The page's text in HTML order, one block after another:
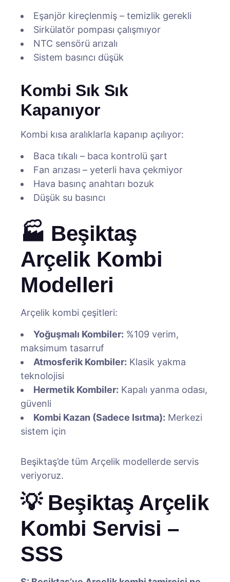
Eşanjör kireçlenmiş – temizlik gerekli
Sirkülatör pompası çalışmıyor
NTC sensörü arızalı
Sistem basıncı düşük
Kombi Sık Sık
Kapanıyor
Kombi kısa aralıklarla kapanıp açılıyor:
Baca tıkalı – baca kontrolü şart
Fan arızası – yeterli hava çekmiyor
Hava basınç anahtarı bozuk
Düşük su basıncı
🏭 Beşiktaş
Arçelik Kombi
Modelleri
Arçelik kombi çeşitleri:
Yoğuşmalı Kombiler: %109 verim,
maksimum tasarruf
Atmosferik Kombiler: Klasik yakma
teknolojisi
Hermetik Kombiler: Kapalı yanma odası,
güvenli
Kombi Kazan (Sadece Isıtma): Merkezi
sistem için
Beşiktaş’de tüm Arçelik modellerde servis
veriyoruz.
💡 Beşiktaş Arçelik
Kombi Servisi –
SSS